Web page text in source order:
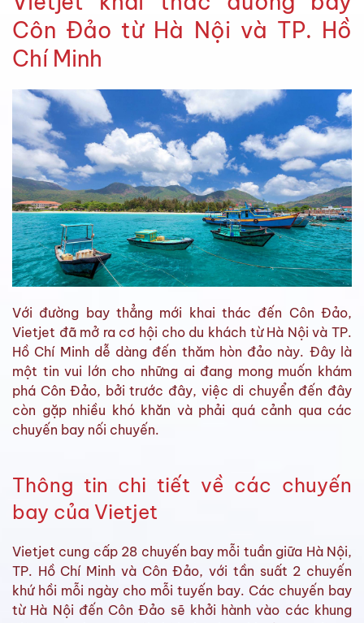
Côn Đảo từ Hà Nội và TP. Hồ
Chí Minh
Với đường bay thẳng mới khai thác đến Côn Đảo,
Vietjet đã mở ra cơ hội cho du khách từ Hà Nội và TP.
Hồ Chí Minh dễ dàng đến thăm hòn đảo này. Đây là
một tin vui lớn cho những ai đang mong muốn khám
phá Côn Đảo, bởi trước đây, việc di chuyển đến đây
còn gặp nhiều khó khăn và phải quá cảnh qua các
chuyến bay nối chuyến.
Thông tin chi tiết về các chuyến
bay của Vietjet
Vietjet cung cấp 28 chuyến bay mỗi tuần giữa Hà Nội,
TP. Hồ Chí Minh và Côn Đảo, với tần suất 2 chuyến
khứ hồi mỗi ngày cho mỗi tuyến bay. Các chuyến bay
từ Hà Nội đến Côn Đảo sẽ khởi hành vào các khung